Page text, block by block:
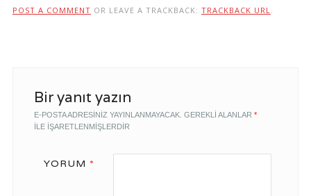
POST A COMMENT OR LEAVE A TRACKBACK: TRACKBACK URL.
Bir yanıt yazın
E-POSTA ADRESINIZ YAYINLANMAYACAK. GEREKLI ALANLAR *
ILE IŞARETLENMIŞLERDIR
YORUM *